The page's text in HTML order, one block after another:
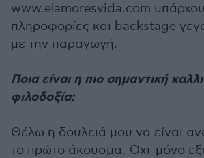
www.elamoresvida.com
πληροφορίες και backstage
με την παραγωγή.
Ποια είναι η πιο σημαντική
φιλοδοξία;
Θέλω η δουλειά μου να είναι
το πρώτο άκουσμα. Όχι μόνο